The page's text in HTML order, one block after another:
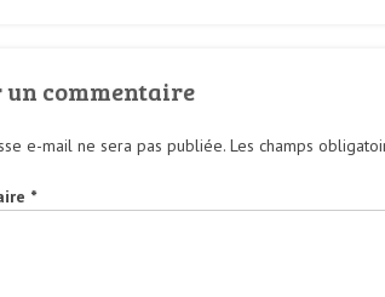
un commentaire
e-mail ne sera pas publiée. Les champs
*